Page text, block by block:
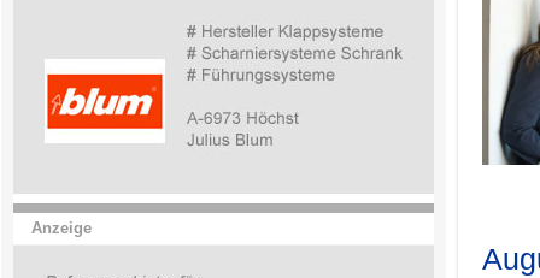
Anzeige